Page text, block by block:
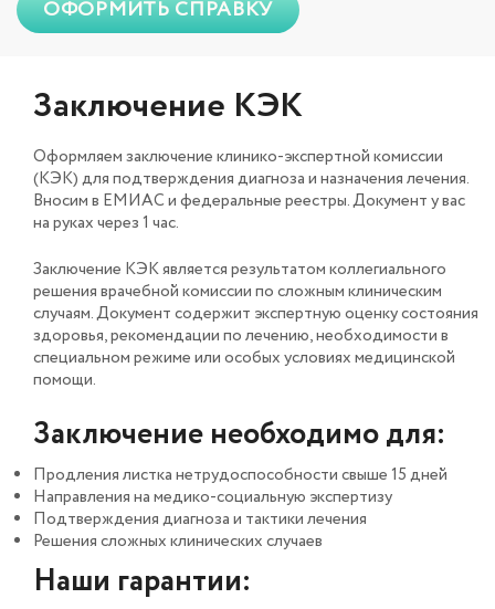
ОФОРМИТЬ СПРАВКУ
Заключение КЭК
Оформляем заключение клинико-экспертной комиссии
(КЭК) для подтверждения диагноза и назначения лечения.
Вносим в ЕМИАС и федеральные реестры. Документ у вас
на руках через 1 час.
Заключение КЭК является результатом коллегиального
решения врачебной комиссии по сложным клиническим
случаям. Документ содержит экспертную оценку состояния
здоровья, рекомендации по лечению, необходимости в
специальном режиме или особых условиях медицинской
помощи.
Заключение необходимо для:
Продления листка нетрудоспособности свыше 15 дней
Направления на медико-социальную экспертизу
Подтверждения диагноза и тактики лечения
Решения сложных клинических случаев
Наши гарантии: